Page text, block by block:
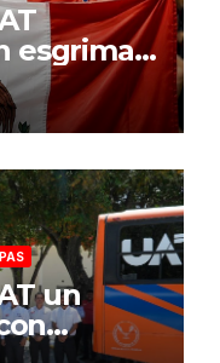
esgrima
2026
un
la nueva